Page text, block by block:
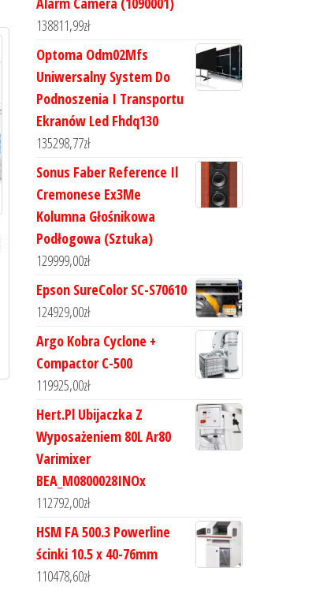
138811,99zł
Optoma Odm02Mfs
Uniwersalny System Do
Podnoszenia I Transportu
Ekranów Led Fhdq130
135298,77zł
Sonus Faber Reference Il
Cremonese Ex3Me
Kolumna Głośnikowa
Podłogowa (Sztuka)
129999,00zł
Epson SureColor SC-S70610
124929,00zł
Argo Kobra Cyclone +
Compactor C-500
119925,00zł
Hert.Pl Ubijaczka Z
Wyposażeniem 80L Ar80
Varimixer
BEA_M0800028INOx
112792,00zł
HSM FA 500.3 Powerline
ścinki 10.5 x 40-76mm
110478,60zł